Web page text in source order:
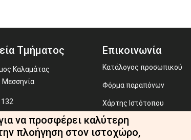
Τμήματος
Καλαμάτας
Μεσσηνία
Επικοινωνία
Κατάλογος προσωπικού
Φόρμα παραπόνων
Χάρτης Ιστότοπου
Webmaster
να προσφέρει καλύτερη
πλοήγηση στον ιστοχώρο,